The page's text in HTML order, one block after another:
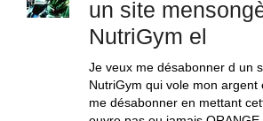
un site
NutriGym el
Je veux me désabonner d un
NutriGym qui vole mon argent
me désabonner en mettant